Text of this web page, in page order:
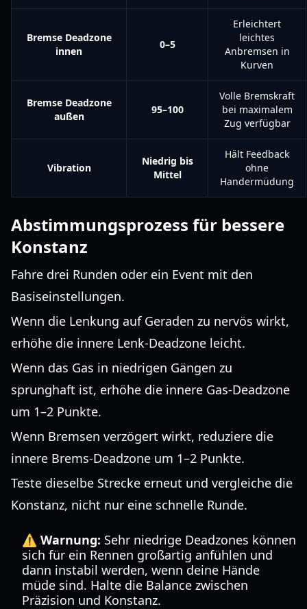
Bremse Deadzone
innen
0–5
Erleichtert
leichtes
Anbremsen in
Kurven
Bremse Deadzone
außen
95–100
Volle Bremskraft
bei maximalem
Zug verfügbar
Vibration
Niedrig bis
Mittel
Hält Feedback
ohne
Handermüdung
Abstimmungsprozess für bessere
Konstanz
Fahre drei Runden oder ein Event mit den
Basiseinstellungen.
Wenn die Lenkung auf Geraden zu nervös wirkt,
erhöhe die innere Lenk-Deadzone leicht.
Wenn das Gas in niedrigen Gängen zu
sprunghaft ist, erhöhe die innere Gas-Deadzone
um 1–2 Punkte.
Wenn Bremsen verzögert wirkt, reduziere die
innere Brems-Deadzone um 1–2 Punkte.
Teste dieselbe Strecke erneut und vergleiche die
Konstanz, nicht nur eine schnelle Runde.
⚠️ Warnung: Sehr niedrige Deadzones können
sich für ein Rennen großartig anfühlen und
dann instabil werden, wenn deine Hände
müde sind. Halte die Balance zwischen
Präzision und Konstanz.